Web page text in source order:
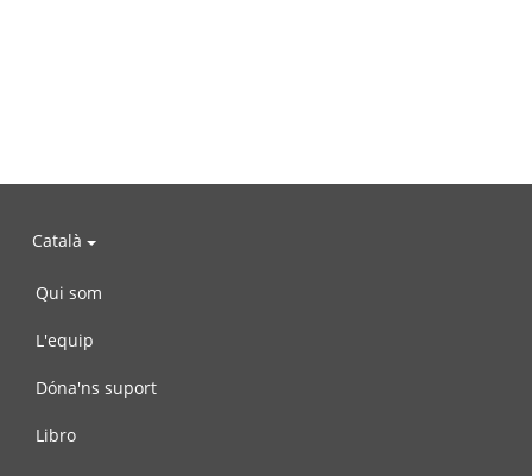
Català
Qui som
L'equip
Dóna'ns suport
Libro